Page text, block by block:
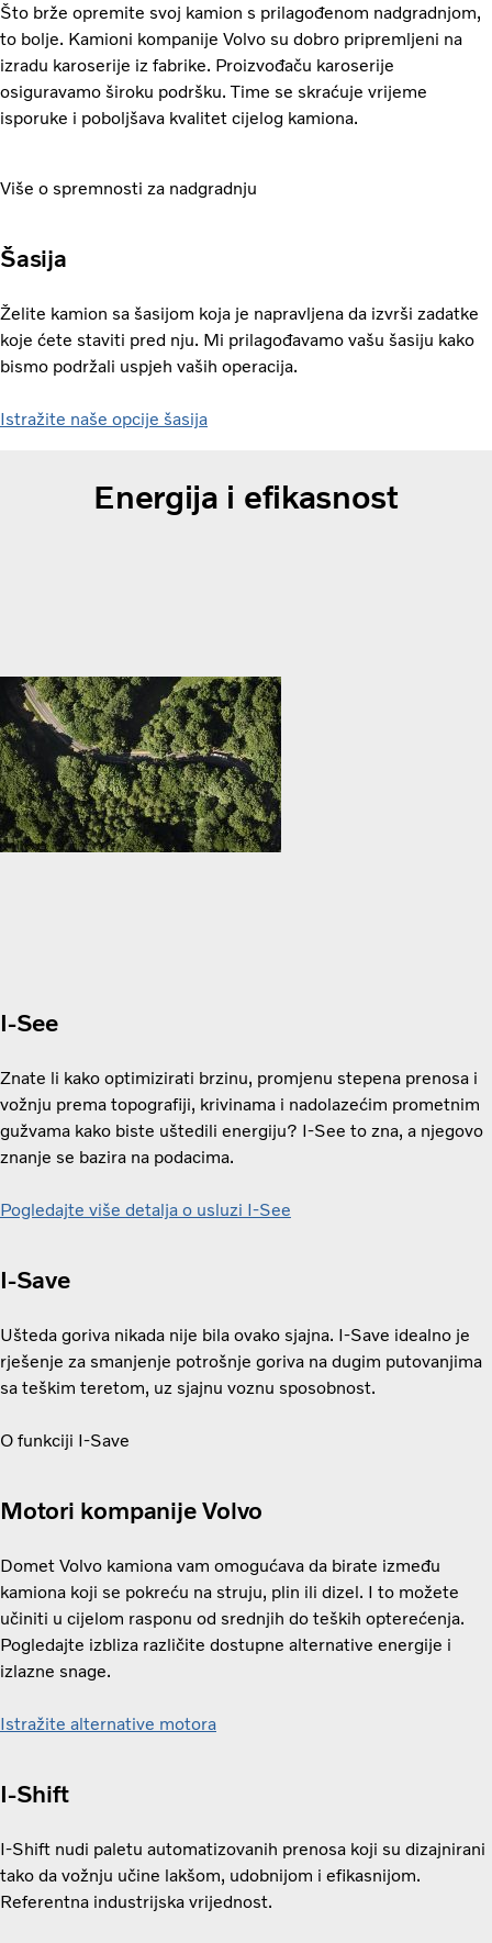
Što brže opremite svoj kamion s prilagođenom nadgradnjom,
to bolje. Kamioni kompanije Volvo su dobro pripremljeni na
izradu karoserije iz fabrike. Proizvođaču karoserije
osiguravamo široku podršku. Time se skraćuje vrijeme
isporuke i poboljšava kvalitet cijelog kamiona.
Više o spremnosti za nadgradnju
Šasija
Želite kamion sa šasijom koja je napravljena da izvrši zadatke
koje ćete staviti pred nju. Mi prilagođavamo vašu šasiju kako
bismo podržali uspjeh vaših operacija.
Istražite naše opcije šasija
Energija i efikasnost
I-See
Znate li kako optimizirati brzinu, promjenu stepena prenosa i
vožnju prema topografiji, krivinama i nadolazećim prometnim
gužvama kako biste uštedili energiju? I-See to zna, a njegovo
znanje se bazira na podacima.
Pogledajte više detalja o usluzi I-See
I-Save
Ušteda goriva nikada nije bila ovako sjajna. I-Save idealno je
rješenje za smanjenje potrošnje goriva na dugim putovanjima
sa teškim teretom, uz sjajnu voznu sposobnost.
O funkciji I-Save
Motori kompanije Volvo
Domet Volvo kamiona vam omogućava da birate između
kamiona koji se pokreću na struju, plin ili dizel. I to možete
učiniti u cijelom rasponu od srednjih do teških opterećenja.
Pogledajte izbliza različite dostupne alternative energije i
izlazne snage.
Istražite alternative motora
I-Shift
I-Shift nudi paletu automatizovanih prenosa koji su dizajnirani
tako da vožnju učine lakšom, udobnijom i efikasnijom.
Referentna industrijska vrijednost.